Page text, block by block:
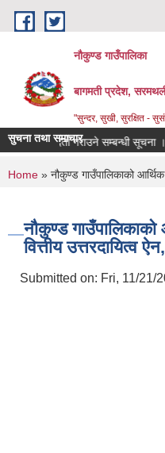
Skip to main content
नौकुण्ड गाउँपालिका
बागमती प्रदेश,
"सुन्दर, सुखी, सुरक्षित -
सुचना तथा समाचार
सूची दर्ता गराउने सम्बन्धी सूचना ।
You are here
Home » नौकुण्ड गाउँपालिकाको आर्थिक
नौकुण्ड गाउँपालिकाको
वित्तीय उत्तरदायित्व
Submitted on: Fri, 11/21/